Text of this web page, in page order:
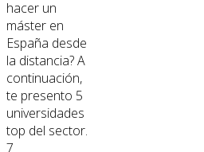
hacer un
máster en
España desde
la distancia? A
continuación,
te presento 5
universidades
top del sector.
7